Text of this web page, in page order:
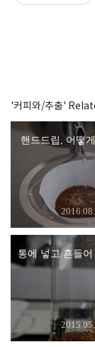
'커피와/추출'
핸드드립, 어떻
통에 넣고 흔들